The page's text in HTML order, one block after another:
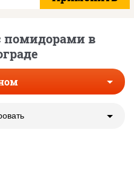
помидорами в